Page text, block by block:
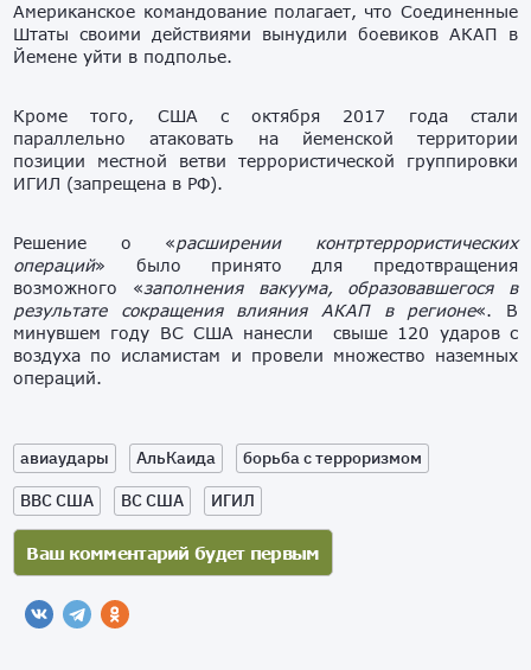
Американское командование полагает, что Соединенные
Штаты своими действиями вынудили боевиков АКАП в
Йемене уйти в подполье.
Кроме того, США с октября 2017 года стали
параллельно атаковать на йеменской территории
позиции местной ветви террористической группировки
ИГИЛ (запрещена в РФ).
Решение о «расширении контртеррористических
операций» было принято для предотвращения
возможного «заполнения вакуума, образовавшегося в
результате сокращения влияния АКАП в регионе«. В
минувшем году ВС США нанесли свыше 120 ударов с
воздуха по исламистам и провели множество наземных
операций.
авиаудары АльКаида
борьба с терроризмом
ВВС США
ВС США ИГИЛ